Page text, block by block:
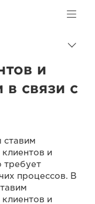
Logo, back to
и
в связи с
ставим
и
требует
процессов. В
и